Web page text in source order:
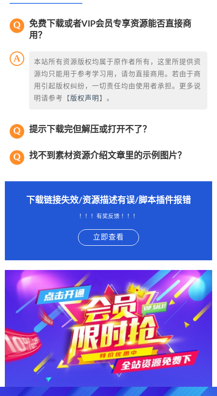
免费下载或者VIP会员专享资源能否直接商
用？
本站所有资源版权均属于原作者所有，这里所提供资
源均只能用于参考学习用，请勿直接商用。若由于商
用引起版权纠纷，一切责任均由使用者承担。更多说
明请参考【 版权声明 】。
提示下载完但解压或打开不了？
找不到素材资源介绍文章里的示例图片？
下载链接失效/资源描述有误/脚本插件报错
！！！有奖反馈 ！！！
立即查看